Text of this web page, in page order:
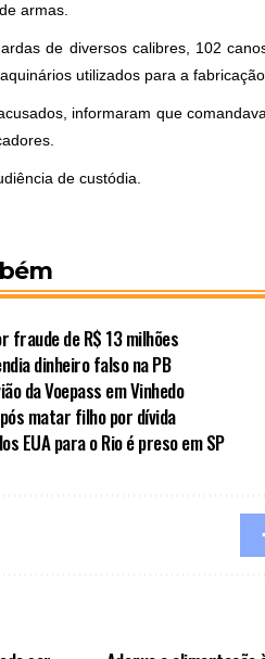
armas.
de diversos calibres, 102
utilizados para a
informaram que
de custódia.
fraude de R$ 13 milhões
dinheiro falso na PB
da Voepass em Vinhedo
matar filho por dívida
EUA para o Rio é preso em SP